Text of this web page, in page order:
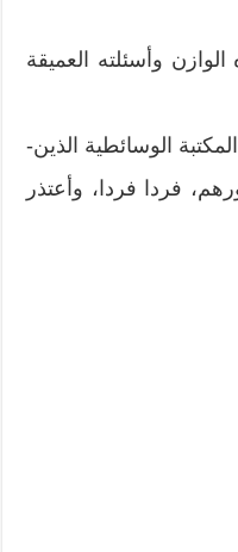
وأسئلته العميقة
الوسائطية الذين-
فردا فردا، وأعتذر